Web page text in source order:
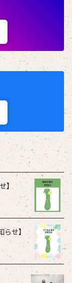
】
知らせ】